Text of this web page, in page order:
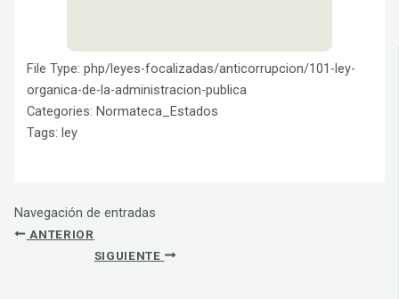
File Type:php/leyes-focalizadas/anticorrupcion/101-ley-
organica-de-la-administracion-publica
Categories:Normateca_Estados
Tags:ley
Navegación de entradas
ANTERIOR
SIGUIENTE